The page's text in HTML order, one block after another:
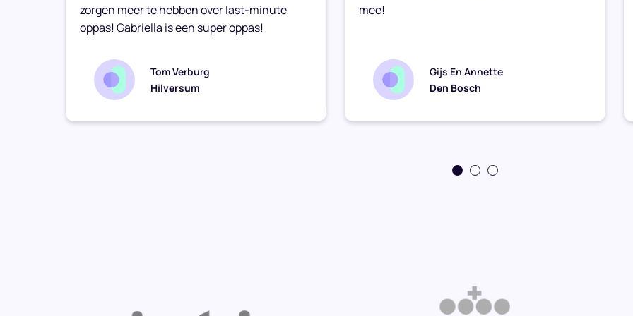
zorgen meer te hebben over last-minute
oppas! Gabriella is een super oppas!
Tom Verburg
Hilversum
mee!
Gijs En Annette
Den Bosch